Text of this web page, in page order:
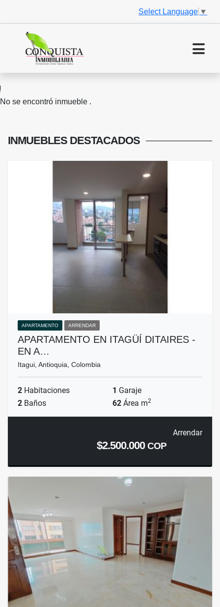
Select Language ▼
No se encontró inmueble .
INMUEBLES DESTACADOS
APARTAMENTO ARRENDAR
APARTAMENTO EN ITAGÜÍ DITAIRES -
EN A…
Itagui, Antioquia, Colombia
2 Habitaciones 1 Garaje
2 Baños 62 Área m2
Arrendar
$2.500.000COP